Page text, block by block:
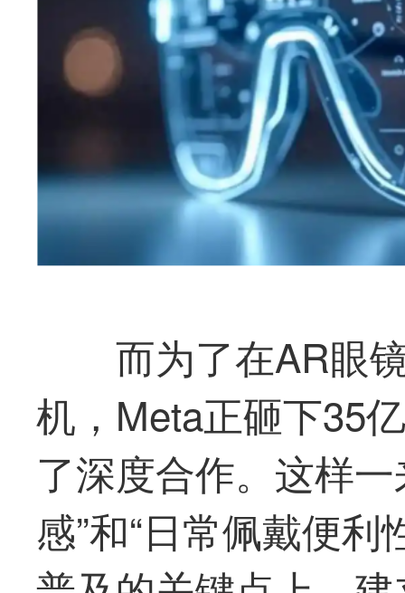
而为了在AR眼
机，Meta正砸下35
了深度合作。这样
感”和“日常佩戴便